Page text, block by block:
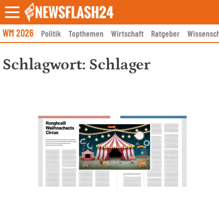
Skip
to
content
WM 2026 Politik Topthemen Wirtschaft Ratgeber
Schlagwort: Schlager